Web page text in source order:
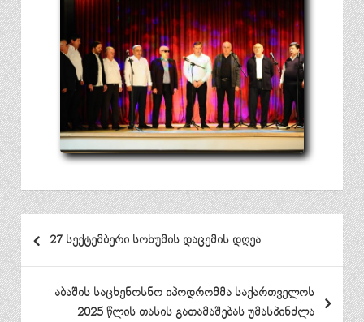
პოსტის
ნავიგაცია
27 სექტემბერი სოხუმის დაცემის დღეა
აბაშის საცხენოსნო იპოდრომმა საქართველოს
2025 წლის თასის გათამაშებას უმასპინძლა